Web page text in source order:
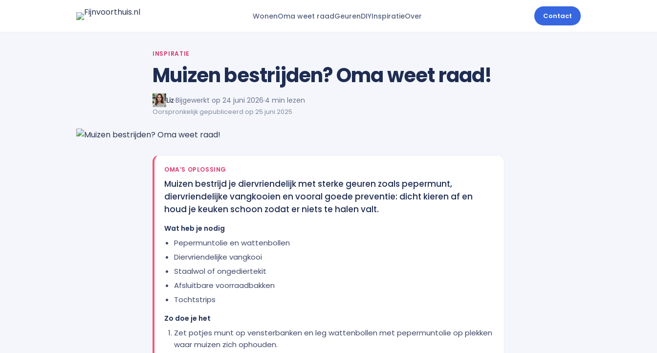
WonenOma weet raadGeurenDIYInspiratieOver Contact
INSPIRATIE
Muizen bestrijden? Oma weet raad!
Liz·Bijgewerkt op 24 juni 2026·4 min lezen
Oorspronkelijk gepubliceerd op 25 juni 2025
OMA’S OPLOSSING
Muizen bestrijd je diervriendelijk met sterke geuren zoals pepermunt,
diervriendelijke vangkooien en vooral goede preventie: dicht kieren af en
houd je keuken schoon zodat er niets te halen valt.
Wat heb je nodig
Pepermuntolie en wattenbollen
Diervriendelijke vangkooi
Staalwol of ongediertekit
Afsluitbare voorraadbakken
Tochtstrips
Zo doe je het
Zet potjes munt op vensterbanken en leg wattenbollen met pepermuntolie op plekken
waar muizen zich ophouden.